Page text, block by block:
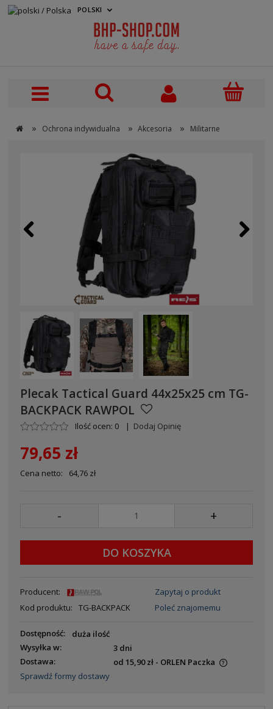
» Ochrona indywidualna » Akcesoria » Militarne
POLSKI
Plecak Tactical Guard 44x25x25 cm TG-
BACKPACK RAWPOL
Ilość ocen: 0 | Dodaj Opinię
79,65 zł
Cena netto: 64,76 zł
- +
DO KOSZYKA
Producent:
Kod produktu:
TG-BACKPACK
Zapytaj o produkt
Poleć znajomemu
Dostępność:
duża ilość
Wysyłka w:
3 dni
Dostawa:
od 15,90 zł - ORLEN Paczka
Sprawdź formy dostawy